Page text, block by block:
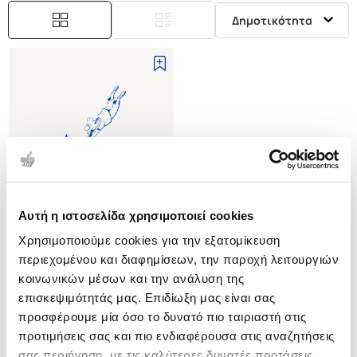
Αυτή η ιστοσελίδα χρησιμοποιεί cookies
Χρησιμοποιούμε cookies για την εξατομίκευση
περιεχομένου και διαφημίσεων, την παροχή λειτουργιών
κοινωνικών μέσων και την ανάλυση της
επισκεψιμότητάς μας. Επιδίωξη μας είναι σας
προσφέρουμε μία όσο το δυνατό πιο ταιριαστή στις
προτιμήσεις σας και πιο ενδιαφέρουσα στις αναζητήσεις
Δημοτικότητα
Εξαντλημένο
(0)
(P/B) FLOWERS A-Z WITH
DONNA DEWBERRY
MORE THAN 50 BEAUTIFUL
BLOOMS YOU CAN PAINT
DEWBERRY DONNA
Κωδ. Πολιτείας:2932-0010